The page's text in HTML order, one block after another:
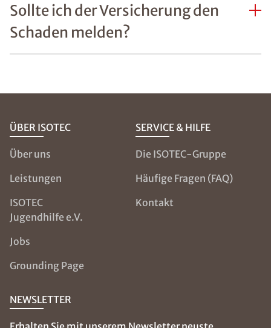
Sollte ich der Versicherung den
Schaden melden?
ÜBER ISOTEC
Über uns
Leistungen
ISOTEC
Jugendhilfe e.V.
Jobs
Grounding Page
SERVICE & HILFE
Die ISOTEC-Gruppe
Häufige Fragen (FAQ)
Kontakt
NEWSLETTER